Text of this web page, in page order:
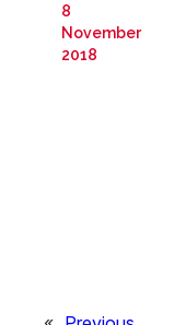
8
November
2018